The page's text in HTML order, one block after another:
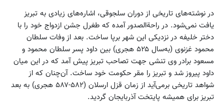
در نوشته‌های تاریخی از دوران سلجوقی، اشاره‌های زیادی به تبریز
یافت نمی‌شود. در راحةالصدور آمده که طغرل جشن ازدواج خود را با
دختر خلیفه در نزدیکی این شهر برپا ساخت. بعد از وفات سلطان
محمود غزنوی (به‌سال ۵۲۵ هجری) بین داود پسر سلطان محمود و
مسعود برادر وی تنشی جهت تصاحب تبریز پیش آمد که در این میان
داود پیروز شد و تبریز را مقر حکومت خود ساخت. آن‌چنان که از
شواهد تاریخی برمی‌آید از زمان قزل ارسلان (۵۸۲-۵۸۷ هجری) به بعد
تبریز برای همیشه پایتخت آذربایجان گردید.